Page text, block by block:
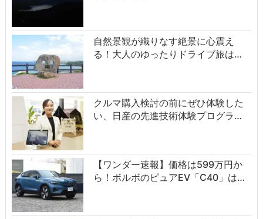
自然景観が織りなす絶景に心震え
る！大人のゆったりドライブ旅は…
クルマ購入検討の前にぜひ体験した
い、日産の先進技術体験プログラ…
【ワンダー速報】価格は599万円か
ら！ボルボのピュアEV「C40」は…